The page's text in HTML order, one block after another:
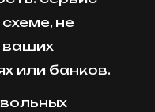
не
ваших
или банков.